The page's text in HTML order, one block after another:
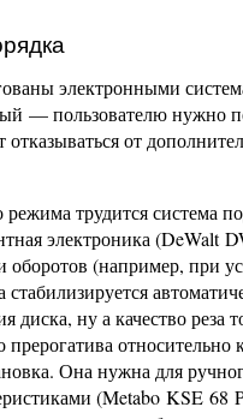
электронными
— пользователю нужно
от
режима трудится
электроника
оборотов (например, при
стабилизируется
диска, ну а качество
прерогатива
Она нужна для
(Metabo KSE 68